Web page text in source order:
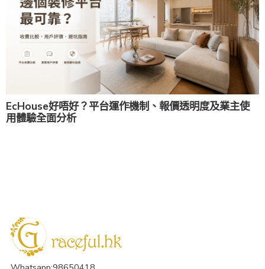
EcHouse好唔好？平台運作機制、報價透明度及業主使
用體驗全面分析